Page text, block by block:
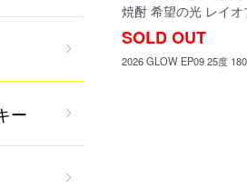
焼酎 希望の光 レイ
SOLD OUT
2026 GLOW EP09 25度
ー